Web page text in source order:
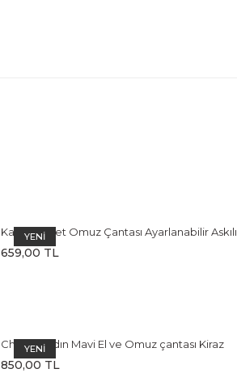
YENİ
Kadın Baget Omuz Çantası Ayarlanabilir Askılı
Kahverengi Çanta
659,00 TL
YENİ
Cherry Kadın Mavi El ve Omuz çantası Kiraz
Charm Aksesuarlı
850,00 TL